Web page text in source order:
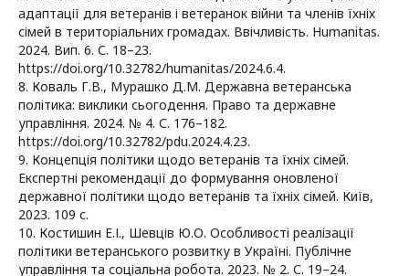
адаптації для ветеранів і ветеранок війни та членів їхніх
сімей в територіальних громадах. Ввічливість. Humanitas.
2024. Вип. 6. С. 18–23.
https://doi.org/10.32782/humanitas/2024.6.4.
8. Коваль Г.В., Мурашко Д.М. Державна ветеранська
політика: виклики сьогодення. Право та державне
управління. 2024. № 4. С. 176–182.
https://doi.org/10.32782/pdu.2024.4.23.
9. Концепція політики щодо ветеранів та їхніх сімей.
Експертні рекомендації до формування оновленої
державної політики щодо ветеранів та їхніх сімей. Київ,
2023. 109 с.
10. Костишин Е.І., Шевців Ю.О. Особливості реалізації
політики ветеранського розвитку в Україні. Публічне
управління та соціальна робота. 2023. № 2. С. 19–24.